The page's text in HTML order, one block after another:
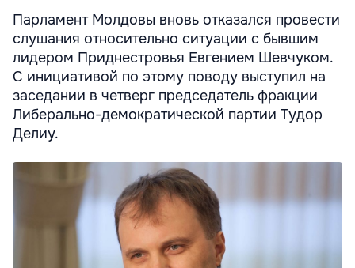
Парламент Молдовы вновь отказался провести
слушания относительно ситуации с бывшим
лидером Приднестровья Евгением Шевчуком.
С инициативой по этому поводу выступил на
заседании в четверг председатель фракции
Либерально-демократической партии Тудор
Делиу.